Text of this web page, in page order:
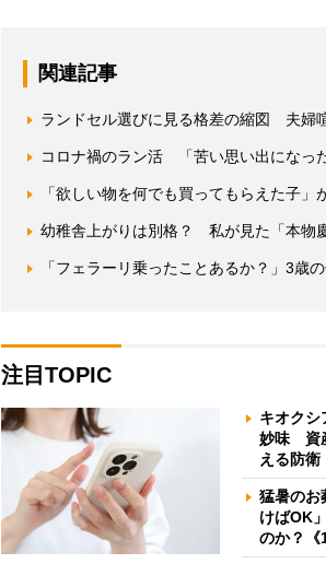
関連記事
ランドセル選びに見る格差の縮図 夫婦
コロナ禍のラン活 「苦い思い出になっ
「欲しい物を何でも買ってもらえた子」
幼稚舎上がりは別格？ 私が見た「本物
「フェラーリ乗ったことあるか？」3歳
注目TOPIC
キオクシ
妙味 資
える防衛
猛暑のお
けばOK
のか？《